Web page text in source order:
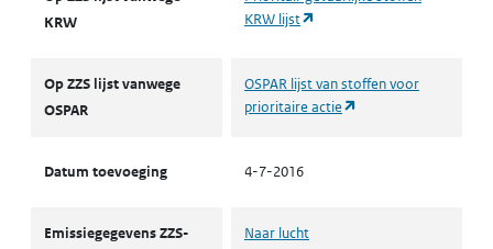
KRW
KRW lijst
Op ZZS lijst vanwege
OSPAR
OSPAR lijst van stoffen voor
prioritaire actie
Datum toevoeging 4-7-2016
Emissiegegevens ZZS-
Naar lucht